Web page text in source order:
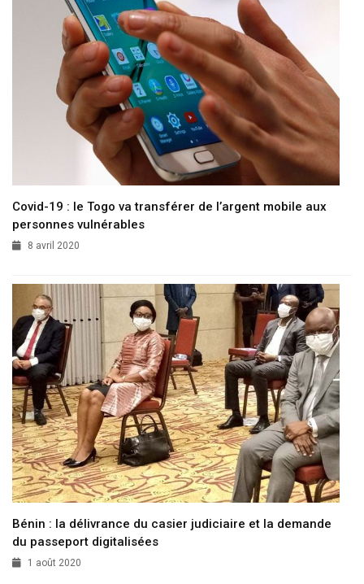
Covid-19 : le Togo va transférer de l’argent mobile aux
personnes vulnérables
8 avril 2020
Bénin : la délivrance du casier judiciaire et la demande
du passeport digitalisées
1 août 2020